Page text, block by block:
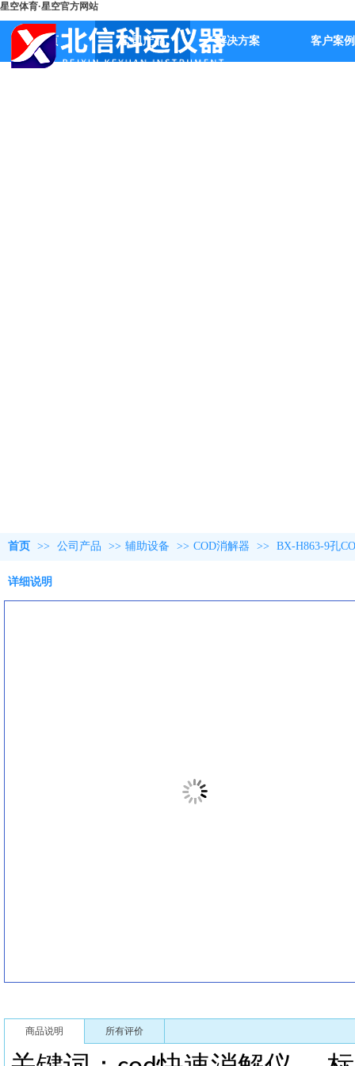
星空体育·星空官方网站
首页 公司产品 解决方案 客户案例
首页 >> 公司产品 >> 辅助设备 >> COD消解器 >> BX-H863-9孔
详细说明
商品说明 所有评价